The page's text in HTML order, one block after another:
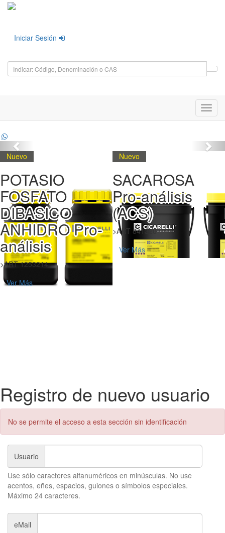
Iniciar Sesión
Nuevo
POTASIO
FOSFATO
DIBASICO
ANHIDRO Pro-
análisis
>ART 1253214
Ver Más
Nuevo
SACAROSA
Pro-análisis
(ACS)
>ART 841320
Ver Más
Registro de nuevo usuario
No se permite el acceso a esta sección sin identificación
Usuario
Use sólo caracteres alfanuméricos en minúsculas. No use
acentos, eñes, espacios, guiones o símbolos especiales.
Máximo 24 caracteres.
eMail